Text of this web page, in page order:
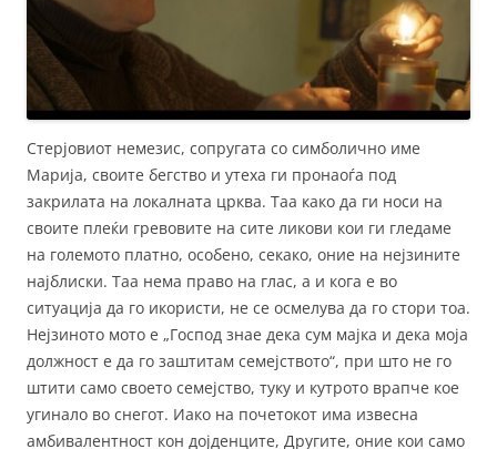
Стерјовиот немезис, сопругата со симболично име
Марија, своите бегство и утеха ги пронаоѓа под
закрилата на локалната црква. Таа како да ги носи на
своите плеќи гревовите на сите ликови кои ги гледаме
на големото платно, особено, секако, оние на нејзините
најблиски. Таа нема право на глас, а и кога е во
ситуација да го икористи, не се осмелува да го стори тоа.
Нејзиното мото е „Господ знае дека сум мајка и дека моја
должност е да го заштитам семејството“, при што не го
штити само своето семејство, туку и кутрото врапче кое
угинало во снегот. Иако на почетокот има извесна
амбивалентност кон дојденците, Другите, оние кои само